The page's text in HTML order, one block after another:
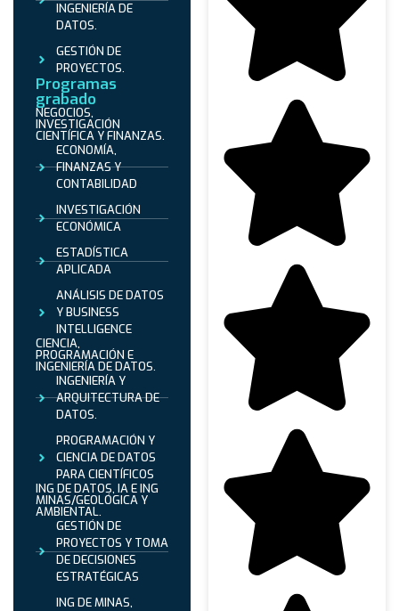
INGENIERÍA DE
DATOS.
GESTIÓN DE
PROYECTOS.
Programas
grabado
NEGOCIOS,
INVESTIGACIÓN
CIENTÍFICA Y FINANZAS.
ECONOMÍA,
FINANZAS Y
CONTABILIDAD
INVESTIGACIÓN
ECONÓMICA
ESTADÍSTICA
APLICADA
ANÁLISIS DE DATOS
Y BUSINESS
INTELLIGENCE
CIENCIA,
PROGRAMACIÓN E
INGENIERÍA DE DATOS.
INGENIERÍA Y
ARQUITECTURA DE
DATOS.
PROGRAMACIÓN Y
CIENCIA DE DATOS
PARA CIENTÍFICOS
ING DE DATOS, IA E ING
MINAS/GEOLÓGICA Y
AMBIENTAL.
GESTIÓN DE
PROYECTOS Y TOMA
DE DECISIONES
ESTRATÉGICAS
ING DE MINAS,